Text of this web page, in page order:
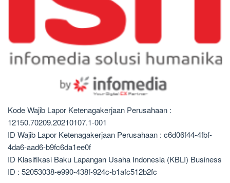
Kode Wajib Lapor Ketenagakerjaan Perusahaan :
12150.70209.20210107.1-001
ID Wajib Lapor Ketenagakerjaan Perusahaan : c6d06f44-4fbf-
4da6-aad6-b9fc6da1ee0f
ID Klasifikasi Baku Lapangan Usaha Indonesia (KBLI) Business
ID : 52053038-e990-438f-924c-b1afc512b2fc